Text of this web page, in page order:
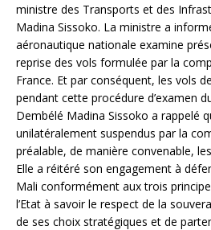
ministre des Transports et des
Madina Sissoko. La ministre a
aéronautique nationale examine
reprise des vols formulée par la
France. Et par conséquent, les vols
pendant cette procédure d’examen
Dembélé Madina Sissoko a rappelé
unilatéralement suspendus par la
préalable, de manière convenable,
Elle a réitéré son engagement à
Mali conformément aux trois
l’Etat à savoir le respect de la
de ses choix stratégiques et de